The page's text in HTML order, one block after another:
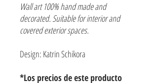
Wall art 100% hand made and
decorated. Suitable for interior and
covered exterior spaces.
Design: Katrin Schikora
*Los precios de este producto